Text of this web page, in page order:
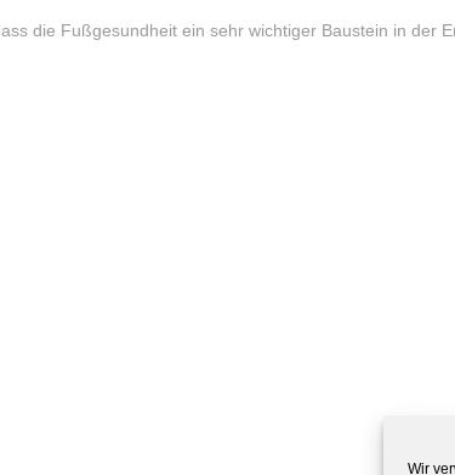
Wir
die Fußgesundheit ein sehr wichtiger Baustein in der